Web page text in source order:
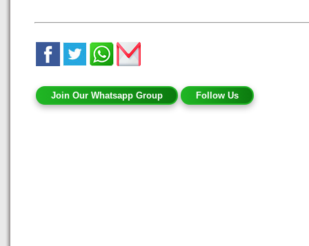
Join Our Whatsapp Group Follow Us